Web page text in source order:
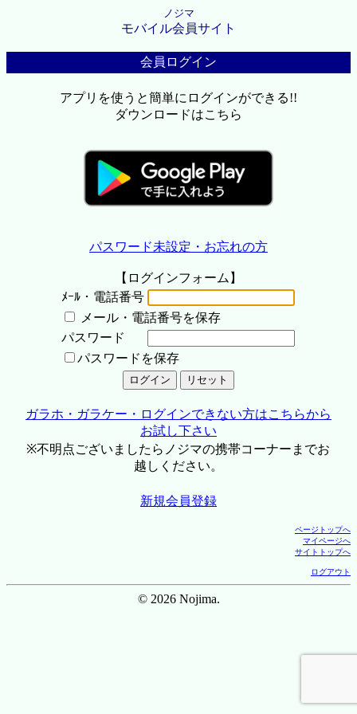
ノジマ
モバイル会員サイト
会員ログイン
アプリを使うと簡単にログインができる!!
ダウンロードはこちら
パスワード未設定・お忘れの方
【ログインフォーム】
ﾒｰﾙ・電話番号
メール・電話番号を保存
パスワード
パスワードを保存
ガラホ・ガラケー・ログインできない方はこちらから
お試し下さい
※不明点ございましたらノジマの携帯コーナーまでお
越しください。
新規会員登録
ページトップへ
マイページへ
サイトトップへ
ログアウト
© 2026 Nojima.